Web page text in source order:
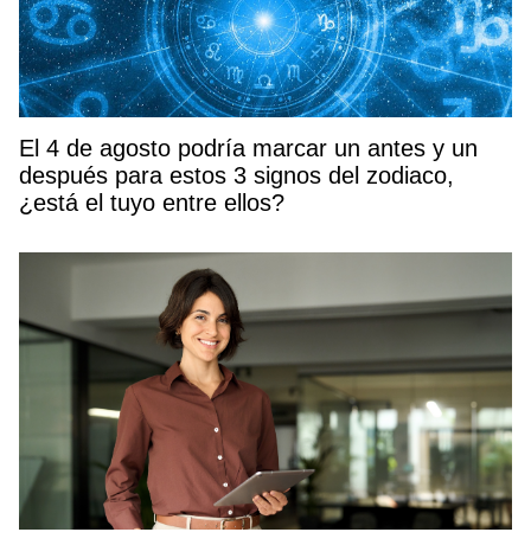
El 4 de agosto podría marcar un antes y un
después para estos 3 signos del zodiaco,
¿está el tuyo entre ellos?